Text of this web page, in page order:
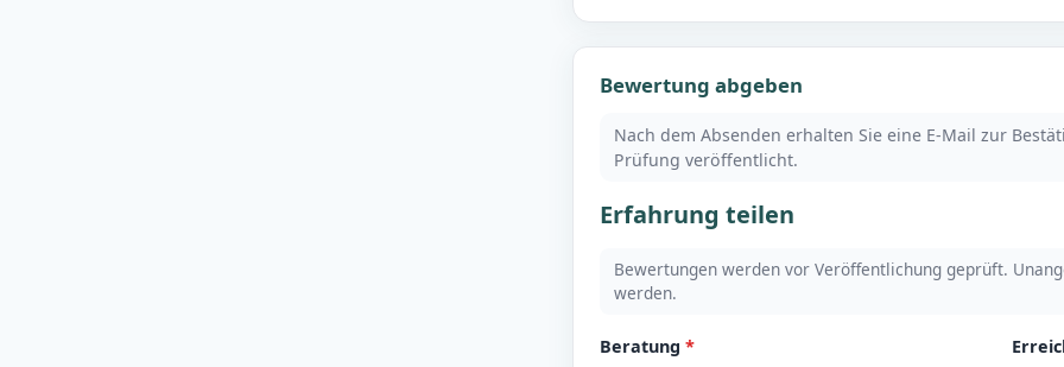
Bewertung abgeben
Nach dem Absenden erhalten Sie eine E-Mail zur
Prüfung veröffentlicht.
Erfahrung teilen
Bewertungen werden vor Veröffentlichung geprüft.
werden.
Beratung *